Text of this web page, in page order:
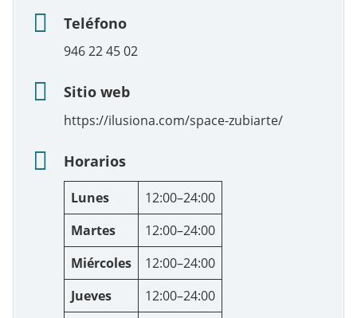
Teléfono
946 22 45 02
Sitio web
https://ilusiona.com/space-zubiarte/
Horarios
Lunes
12:00–24:00
Martes
12:00–24:00
Miércoles
12:00–24:00
Jueves
12:00–24:00